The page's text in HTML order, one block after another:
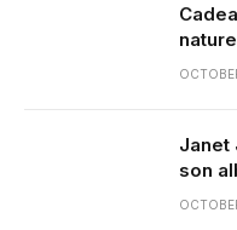
Janet
son